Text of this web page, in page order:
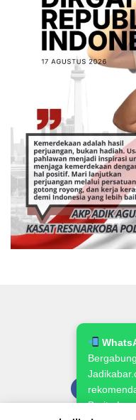
Berita